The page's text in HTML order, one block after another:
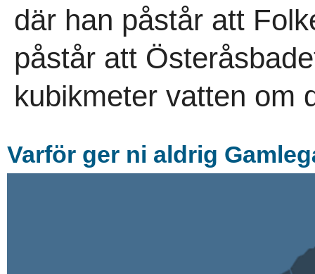
där han påstår att
påstår att
kubikmeter vatten om
Varför ger ni aldrig